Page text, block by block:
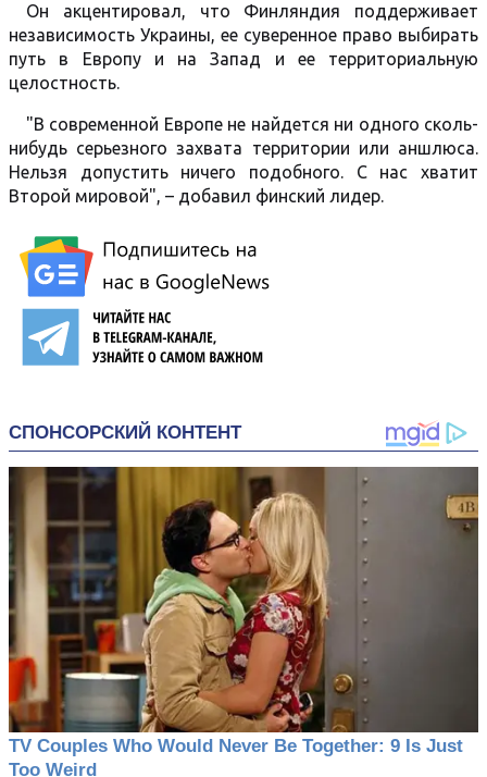
Он акцентировал, что Финляндия поддерживает
независимость Украины, ее суверенное право выбирать
путь в Европу и на Запад и ее территориальную
целостность.
"В современной Европе не найдется ни одного сколь-
нибудь серьезного захвата территории или аншлюса.
Нельзя допустить ничего подобного. С нас хватит
Второй мировой", – добавил финский лидер.